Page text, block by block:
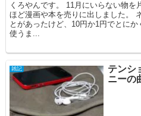
くろやんです。 11月にいらない物
ほど漫画や本を売りに出しました。
とがあったけど、10円か1円でとに
使うま...
雑記
テンシ
ニーの